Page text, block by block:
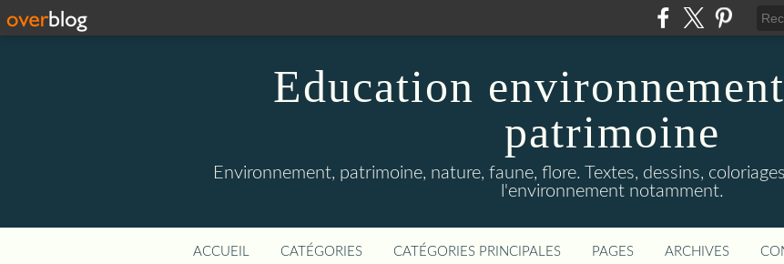
Education
patrimoine
Environnement, patrimoine, nature, faune, flore. Textes, dessins,
l'environnement notamment.
ACCUEIL CATÉGORIES CATÉGORIES PRINCIPALES PAGES ARCHIVES